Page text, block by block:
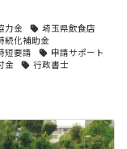
力金
埼玉県飲食店
続化補助金
短要請
申請サポート
金
行政書士